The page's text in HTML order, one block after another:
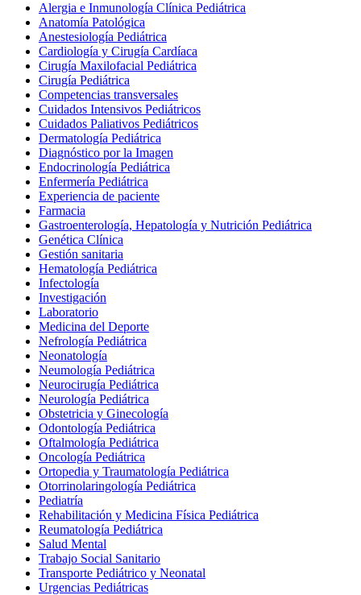
Alergia e Inmunología Clínica Pediátrica
Anatomía Patológica
Anestesiología Pediátrica
Cardiología y Cirugía Cardíaca
Cirugía Maxilofacial Pediátrica
Cirugía Pediátrica
Competencias transversales
Cuidados Intensivos Pediátricos
Cuidados Paliativos Pediátricos
Dermatología Pediátrica
Diagnóstico por la Imagen
Endocrinología Pediátrica
Enfermería Pediátrica
Experiencia de paciente
Farmacia
Gastroenterología, Hepatología y Nutrición Pediátrica
Genética Clínica
Gestión sanitaria
Hematología Pediátrica
Infectología
Investigación
Laboratorio
Medicina del Deporte
Nefrología Pediátrica
Neonatología
Neumología Pediátrica
Neurocirugía Pediátrica
Neurología Pediátrica
Obstetricia y Ginecología
Odontología Pediátrica
Oftalmología Pediátrica
Oncología Pediátrica
Ortopedia y Traumatología Pediátrica
Otorrinolaringología Pediátrica
Pediatría
Rehabilitación y Medicina Física Pediátrica
Reumatología Pediátrica
Salud Mental
Trabajo Social Sanitario
Transporte Pediátrico y Neonatal
Urgencias Pediátricas